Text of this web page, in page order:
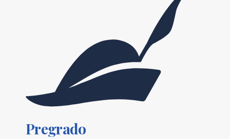
Pregrado